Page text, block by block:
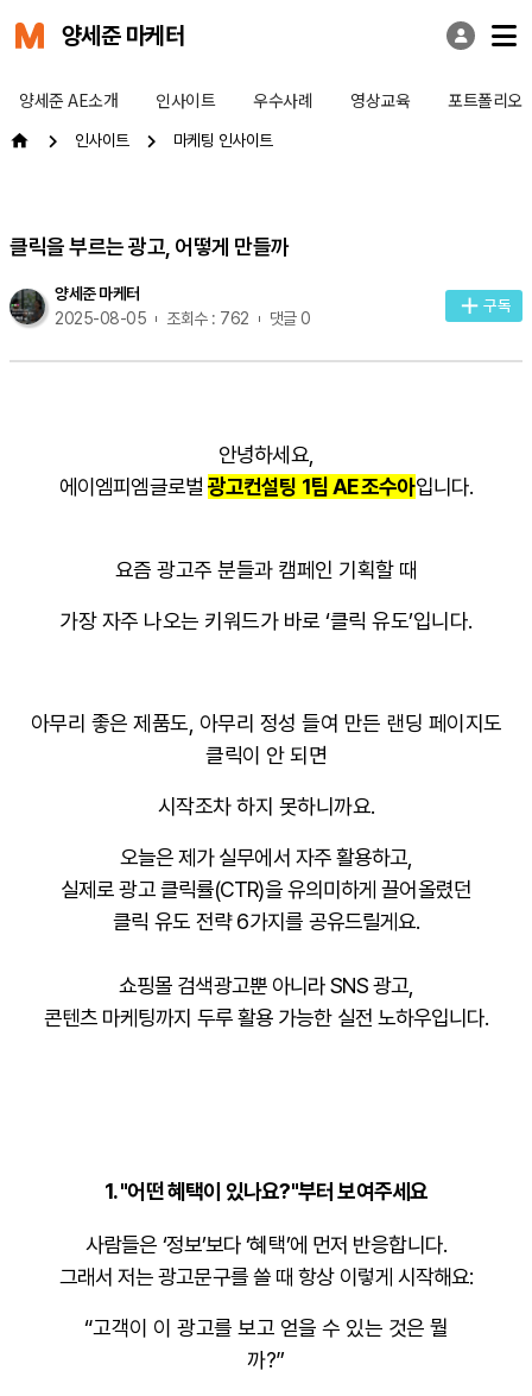
양세준 마케터
양세준 AE소개 인사이트 우수사례 영상교육 포트폴리오
인사이트 마케팅 인사이트
클릭을 부르는 광고, 어떻게 만들까
양세준 마케터
2025-08-05
조회수 : 762 댓글 0
구독
안녕하세요,
에이엠피엠글로벌 광고컨설팅 1팀 AE 조수아입니다.
요즘 광고주 분들과 캠페인 기획할 때
가장 자주 나오는 키워드가 바로 ‘클릭 유도’입니다.
아무리 좋은 제품도, 아무리 정성 들여 만든 랜딩 페이지도
클릭이 안 되면
시작조차 하지 못하니까요.
오늘은 제가 실무에서 자주 활용하고,
실제로 광고 클릭률(CTR)을 유의미하게 끌어올렸던
클릭 유도 전략 6가지를 공유드릴게요.
쇼핑몰 검색광고뿐 아니라 SNS 광고,
콘텐츠 마케팅까지 두루 활용 가능한 실전 노하우입니다.
1."어떤 혜택이 있나요?"부터 보여주세요
사람들은 ‘정보’보다 ‘혜택’에 먼저 반응합니다.
그래서 저는 광고문구를 쓸 때 항상 이렇게 시작해요:
“고객이 이 광고를 보고 얻을 수 있는 것은 뭘
까?”